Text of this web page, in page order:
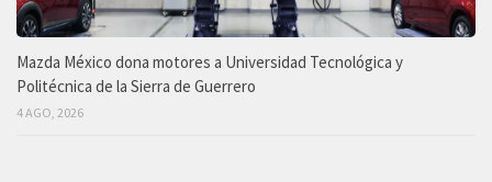
Mazda México dona motores a Universidad Tecnológica y
Politécnica de la Sierra de Guerrero
4 AGO, 2026